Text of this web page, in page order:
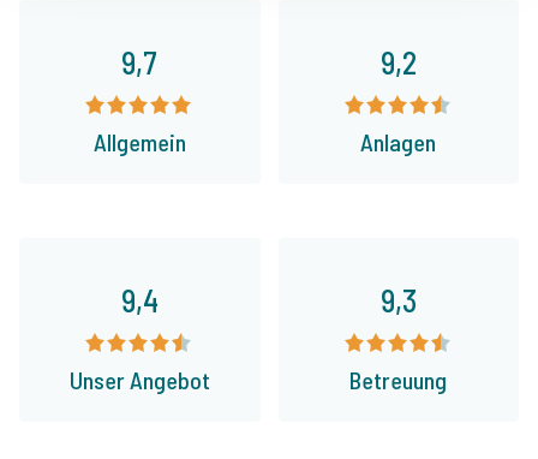
9,7
Allgemein
9,2
Anlagen
9,4
Unser Angebot
9,3
Betreuung